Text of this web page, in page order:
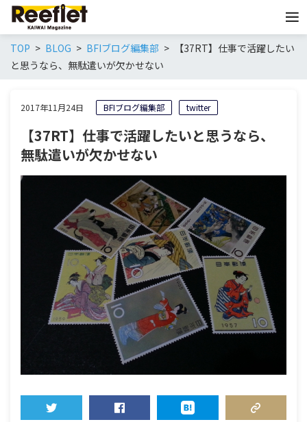
TOP BLOG BFIブログ編集部
【37RT】仕事で活躍したい
と思うなら、無駄遣いが欠かせない
2017年11月24日 BFIブログ編集部 twitter
【37RT】仕事で活躍したいと思うなら、
無駄遣いが欠かせない